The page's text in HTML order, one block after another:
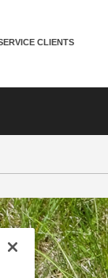
CLIENTS